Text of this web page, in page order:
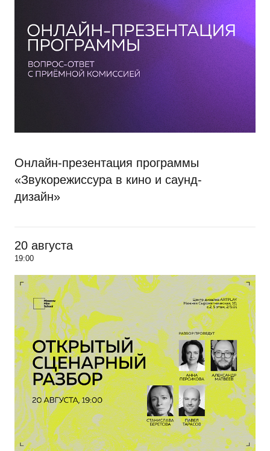
Онлайн-презентация программы
«Звукорежиссура в кино и саунд-
дизайн»
20 августа
19:00